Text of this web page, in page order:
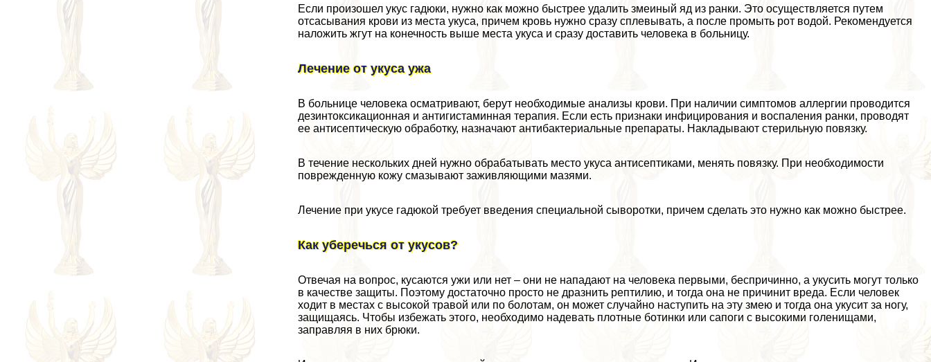
Если произошел укус гадюки, нужно как можно быстрее удалить змеиный яд из ранки. Это осуществляется путем
отсасывания крови из места укуса, причем кровь нужно сразу сплевывать, а после промыть рот водой. Рекомендуется
наложить жгут на конечность выше места укуса и сразу доставить человека в больницу.
Лечение от укуса ужа
В больнице человека осматривают, берут необходимые анализы крови. При наличии симптомов аллергии проводится
дезинтоксикационная и антигистаминная терапия. Если есть признаки инфицирования и воспаления ранки, проводят
ее антисептическую обработку, назначают антибактериальные препараты. Накладывают стерильную повязку.
В течение нескольких дней нужно обpaбатывать место укуса антисептиками, менять повязку. При необходимости
поврежденную кожу смазывают заживляющими мазями.
Лечение при укусе гадюкой требует введения специальной сыворотки, причем сделать это нужно как можно быстрее.
Как уберечься от укусов?
Отвечая на вопрос, кусаются ужи или нет – они не нападают на человека первыми, беспричинно, а укусить могут только
в качестве защиты. Поэтому достаточно просто не дразнить рептилию, и тогда она не причинит вреда. Если человек
ходит в местах с высокой травой или по болотам, он может случайно наступить на эту змею и тогда она укусит за ногу,
защищаясь. Чтобы избежать этого, необходимо надевать плотные ботинки или сапоги с высокими голенищами,
заправляя в них брюки.